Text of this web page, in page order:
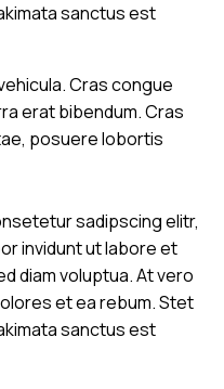
sanctus est
Cras congue
erat bibendum. Cras
posuere lobortis
sadipscing elitr,
invidunt ut labore et
diam voluptua. At vero
et ea rebum. Stet
sanctus est